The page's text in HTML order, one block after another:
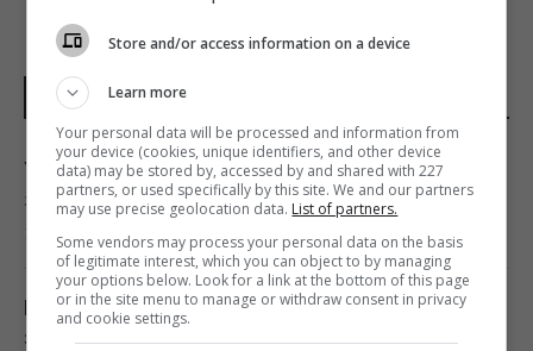
НОВОСТИ УКРАИНЫ
Украинцы высказали мнение, когда
закончится война, - результаты опроса
13:06 пятница, 07 августа 2026
РФ наращивает выпуск "Искандеров":
эксперт объяснил, почему Украине тяжело
Store and/or access information on a device
Learn more
Your personal data will be processed and information from
your device (cookies, unique identifiers, and other device
data) may be stored by, accessed by and shared with 227
partners, or used specifically by this site. We and our partners
may use precise geolocation data. List of partners.
Some vendors may process your personal data on the basis
of legitimate interest, which you can object to by managing
your options below. Look for a link at the bottom of this page
or in the site menu to manage or withdraw consent in privacy
and cookie settings.